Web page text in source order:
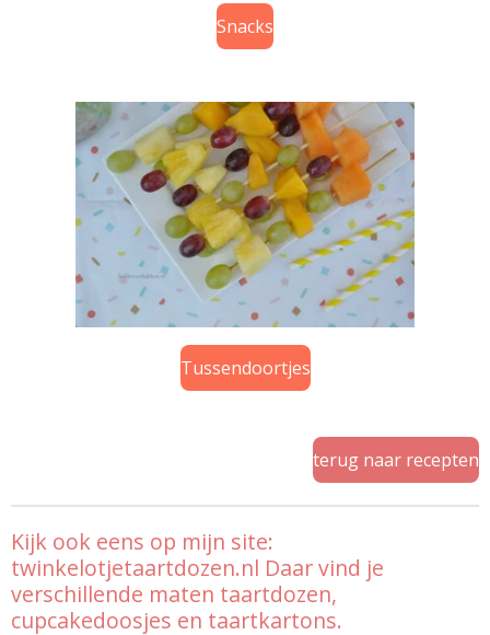
Snacks
Tussendoortjes
terug naar recepten
Kijk ook eens op mijn site:
twinkelotjetaartdozen.nl Daar vind je
verschillende maten taartdozen,
cupcakedoosjes en taartkartons.